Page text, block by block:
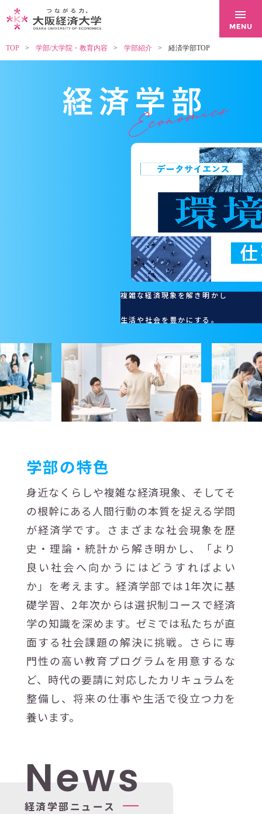
TOP 学部/大学院・教育内容 学部紹介 経済学部TOP
複雑な経済現象を解き明かし
生活や社会を豊かにする。
学部の特色
身近なくらしや複雑な経済現象、そしてそ
の根幹にある人間行動の本質を捉える学問
が経済学です。さまざまな社会現象を歴
史・理論・統計から解き明かし、「より
良い社会へ向かうにはどうすればよい
か」を考えます。経済学部では1年次に基
礎学習、2年次からは選択制コースで経済
学の知識を深めます。ゼミでは私たちが直
面する社会課題の解決に挑戦。さらに専
門性の高い教育プログラムを用意するな
ど、時代の要請に対応したカリキュラムを
整備し、将来の仕事や生活で役立つ力を
養います。
News
経済学部 ニ ュ ー ス